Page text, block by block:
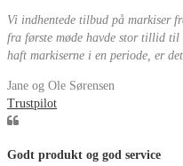
Vi indhentede tilbud på markiser
fra første møde havde stor tillid til
haft markiserne i en periode, er
Jane og Ole Sørensen
Trustpilot
Godt produkt og god service